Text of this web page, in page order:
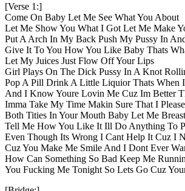
[Verse 1:]
Come On Baby Let Me See What You About
Let Me Show You What I Got Let Me Make
Put A Arch In My Back Push My Pussy In
Give It To You How You Like Baby Thats
Let My Juices Just Flow Off Your Lips
Girl Plays On The Dick Pussy In A Knot
Pop A Pill Drink A Little Liquior Thats When
And I Know Youre Lovin Me Cuz Im Better
Imma Take My Time Makin Sure That I
Both Tities In Your Mouth Baby Let Me
Tell Me How You Like It Ill Do Anything To
Even Though Its Wrong I Cant Help It Cuz I
Cuz You Make Me Smile And I Dont Ever
How Can Something So Bad Keep Me
You Fucking Me Tonight So Lets Go Cuz